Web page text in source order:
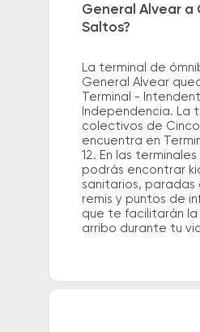
General Alvear a
Saltos?
La terminal de
General Alvear
Terminal -
Independencia. La
colectivos de
encuentra en
12. En las
podrás encontrar
sanitarios, paradas
remis y puntos de
que te facilitarán la
arribo durante tu